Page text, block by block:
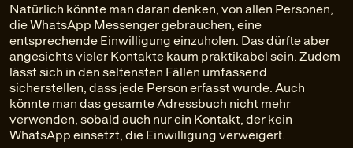
Natürlich könnte man daran denken, von allen Personen,
die WhatsApp Messenger gebrauchen, eine
entsprechende Einwilligung einzuholen. Das dürfte aber
angesichts vieler Kontakte kaum praktikabel sein. Zudem
lässt sich in den seltensten Fällen umfassend
sicherstellen, dass jede Person erfasst wurde. Auch
könnte man das gesamte Adressbuch nicht mehr
verwenden, sobald auch nur ein Kontakt, der kein
WhatsApp einsetzt, die Einwilligung verweigert.